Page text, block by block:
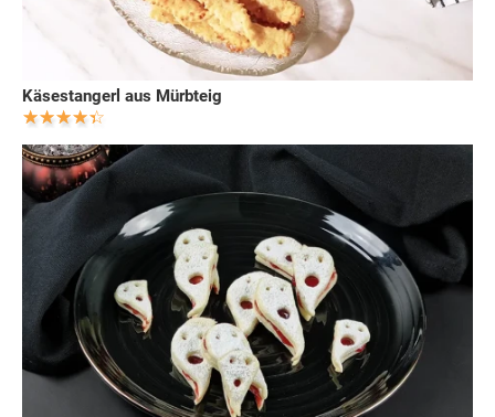
Käsestangerl aus Mürbteig